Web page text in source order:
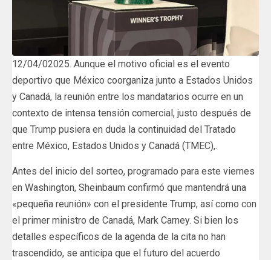
12/04/02025. Aunque el motivo oficial es el evento
deportivo que México coorganiza junto a Estados Unidos
y Canadá, la reunión entre los mandatarios ocurre en un
contexto de intensa tensión comercial, justo después de
que Trump pusiera en duda la continuidad del Tratado
entre México, Estados Unidos y Canadá (TMEC),.
Antes del inicio del sorteo, programado para este viernes
en Washington, Sheinbaum confirmó que mantendrá una
«pequeña reunión» con el presidente Trump, así como con
el primer ministro de Canadá, Mark Carney. Si bien los
detalles específicos de la agenda de la cita no han
trascendido, se anticipa que el futuro del acuerdo